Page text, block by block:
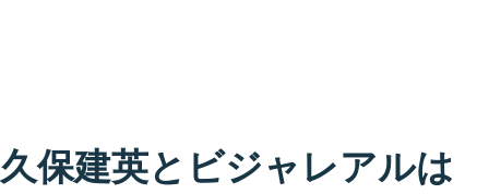
久保建英とビジャレアルは